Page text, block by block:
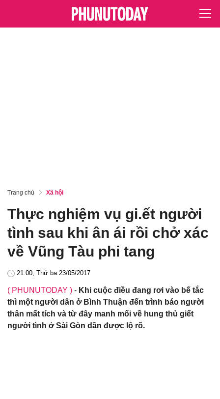
Trang chủ Xã hội
Thực nghiệm vụ gi.ết người
tình sau khi ân ái rồi chở xác
về Vũng Tàu phi tang
21:00, Thứ ba 23/05/2017
( PHUNUTODAY ) - Khi cuộc điều đang rơi vào bế tắc
thì một người dân ở Bình Thuận đến trình báo người
thân mất tích và từ đây manh mối về hung thủ giết
người tình ở Sài Gòn dần được lộ rõ.